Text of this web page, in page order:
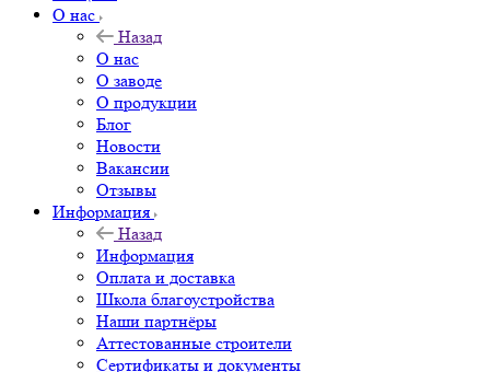
О нас
Назад
О нас
О заводе
О продукции
Блог
Новости
Вакансии
Отзывы
Информация
Назад
Информация
Оплата и доставка
Школа благоустройства
Наши партнёры
Аттестованные строители
Сертификаты и документы